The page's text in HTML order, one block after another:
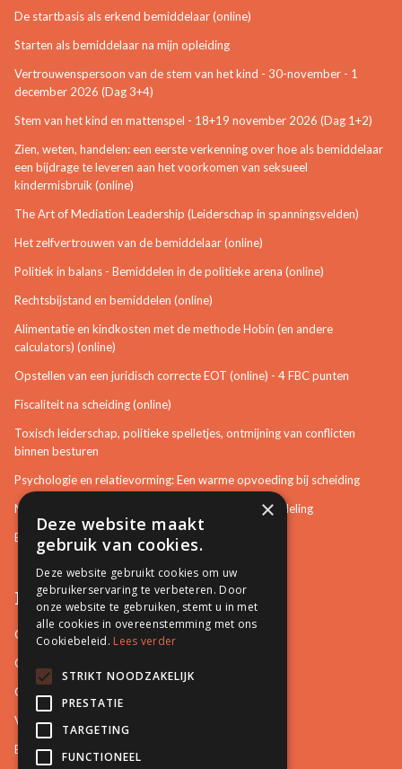
De startbasis als erkend bemiddelaar (online)
Starten als bemiddelaar na mijn opleiding
Vertrouwenspersoon van de stem van het kind - 30-november - 1
december 2026 (Dag 3+4)
Stem van het kind en mattenspel - 18+19 november 2026 (Dag 1+2)
Zien, weten, handelen: een eerste verkenning over hoe als bemiddelaar
een bijdrage te leveren aan het voorkomen van seksueel
kindermisbruik (online)
The Art of Mediation Leadership (Leiderschap in spanningsvelden)
Het zelfvertrouwen van de bemiddelaar (online)
Politiek in balans - Bemiddelen in de politieke arena (online)
Rechtsbijstand en bemiddelen (online)
Alimentatie en kindkosten met de methode Hobin (en andere
calculators) (online)
Opstellen van een juridisch correcte EOT (online) - 4 FBC punten
Fiscaliteit na scheiding (online)
Toxisch leiderschap, politieke spelletjes, ontmijning van conflicten
binnen besturen
Psychologie en relatievorming: Een warme opvoeding bij scheiding
Neurotisch of afwijkend gedrag herkennen in bemiddeling
Bemiddeling in bouwzaken
Pro Mediation
Contact
Over ons
Onze docenten
Video's
Blog
×
Deze website maakt
gebruik van cookies.
Deze website gebruikt cookies om uw
gebruikerservaring te verbeteren. Door
onze website te gebruiken, stemt u in met
alle cookies in overeenstemming met ons
Cookiebeleid. Lees verder
STRIKT NOODZAKELIJK
PRESTATIE
TARGETING
FUNCTIONEEL